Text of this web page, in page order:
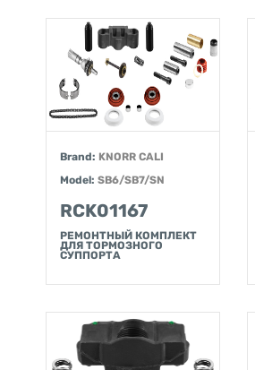
Brand: KNORR CALI
Model: SB6/SB7/SN
RCK01167
РЕМОНТНЫЙ КОМПЛЕКТ
ДЛЯ ТОРМОЗНОГО
СУППОРТА